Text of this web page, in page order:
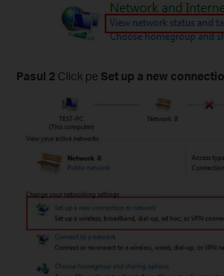
Pasul 2 Click pe Set up a new